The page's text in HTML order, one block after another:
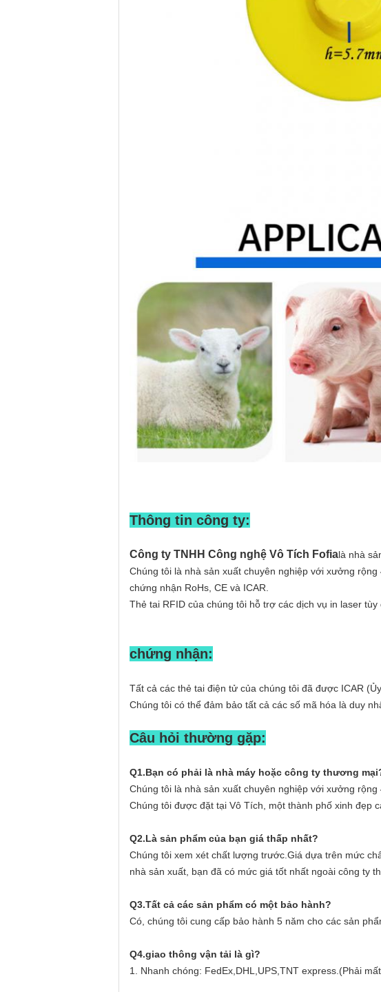
Thông tin công ty:
Công ty TNHH Công nghệ Vô Tích Fofialà nhà
Chúng tôi là nhà sản xuất chuyên nghiệp với xưởng
chứng nhận RoHs, CE và ICAR.
Thẻ tai RFID của chúng tôi hỗ trợ các dịch vụ in laser tùy
chứng nhận:
Tất cả các thẻ tai điện tử của chúng tôi đã được ICAR
Chúng tôi có thể đảm bảo tất cả các số mã hóa là duy
Câu hỏi thường gặp:
Q1.Bạn có phải là nhà máy hoặc công ty thương
Chúng tôi là nhà sản xuất chuyên nghiệp với xưởng
Chúng tôi được đặt tại Vô Tích, một thành phố xinh đẹp
Q2.Là sản phẩm của bạn giá thấp nhất?
Chúng tôi xem xét chất lượng trước.Giá dựa trên mức
nhà sản xuất, bạn đã có mức giá tốt nhất ngoài công ty
Q3.Tất cả các sản phẩm có một bảo hành?
Có, chúng tôi cung cấp bảo hành 5 năm cho các sản
Q4.giao thông vận tải là gì?
1. Nhanh chóng: FedEx,DHL,UPS,TNT express.(Phải